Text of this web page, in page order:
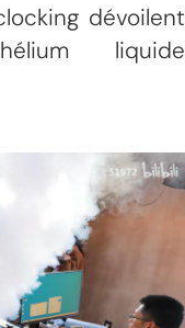
dévoilent
liquide